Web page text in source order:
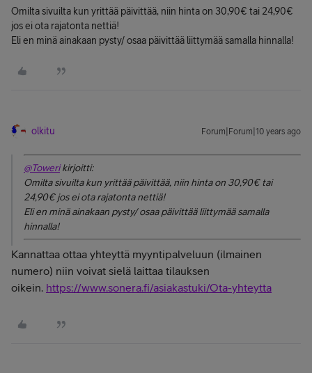
Omilta sivuilta kun yrittää päivittää, niin hinta on 30,90€ tai 24,90€
jos ei ota rajatonta nettiä!
Eli en minä ainakaan pysty/ osaa päivittää liittymää samalla hinnalla!
olkitu Forum|Forum|10 years ago
@Towerikirjoitti:
Omilta sivuilta kun yrittää päivittää, niin hinta on 30,90€ tai
24,90€ jos ei ota rajatonta nettiä!
Eli en minä ainakaan pysty/ osaa päivittää liittymää samalla
hinnalla!
Kannattaa ottaa yhteyttä myyntipalveluun (ilmainen
numero) niin voivat sielä laittaa tilauksen
oikein. https://www.sonera.fi/asiakastuki/Ota-yhteytta